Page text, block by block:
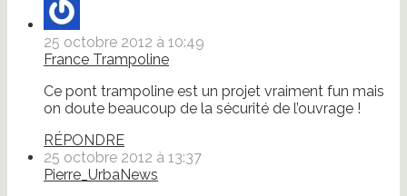
25 octobre 2012 à 10:49
France Trampoline
Ce pont trampoline est un projet vraiment fun mais
on doute beaucoup de la sécurité de l’ouvrage !
RÉPONDRE
25 octobre 2012 à 13:37
Pierre_UrbaNews